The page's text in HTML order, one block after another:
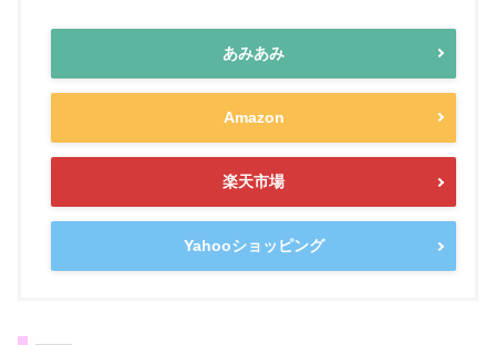
あみあみ
Amazon
楽天市場
Yahooショッピング